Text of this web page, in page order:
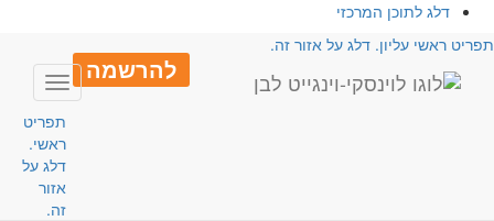
דלג לתוכן המרכזי
ראשי עליון. דלג על אזור זה.
להרשמה
Toggle
תפריט
ראשי.
דלג על
אזור
זה.